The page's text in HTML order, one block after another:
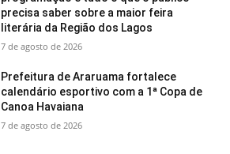
precisa saber sobre a maior feira
literária da Região dos Lagos
7 de agosto de 2026
Prefeitura de Araruama fortalece
calendário esportivo com a 1ª Copa de
Canoa Havaiana
7 de agosto de 2026